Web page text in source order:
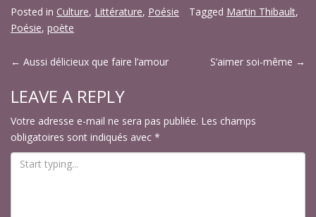
Facebook(ouvre
dans
une
nouvelle
LinkedIn(ouvre
dans
une
nouvelle
Twitter(ouvre
dans
une
nouvelle
Posted in Culture, Littérature, Poésie Tagged Martin Thibault,
Poésie, poète
POST
NAVIGATION
← Aussi délicieux que faire l’amour S’aimer soi-même →
LEAVE A REPLY
Votre adresse e-mail ne sera pas publiée. Les champs
obligatoires sont indiqués avec *